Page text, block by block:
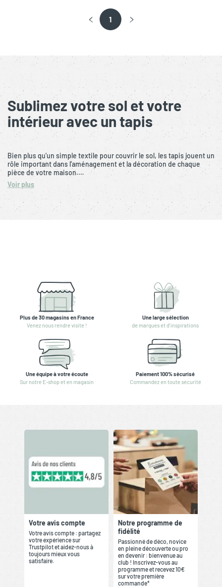
Sublimez votre sol et votre
intérieur avec un tapis
Bien plus qu'un simple textile pour couvrir le sol, les tapis jouent un
rôle important dans l'aménagement et la décoration de chaque
pièce de votre maison.…
Voir plus
1
Plus de 30 magasins en France
Venez nous rendre visite !
Une large sélection
de marques et d'inspirations
Une équipe à votre écoute
Sur notre E-shop et en magasin
Paiement 100% sécurisé
Commandez en toute sécurité
Votre avis compte
Votre avis compte : partagez
votre expérience sur
Trustpilot et aidez-nous à
toujours mieux vous
satisfaire.
Notre programme de
fidélité
Passionné de déco, novice
en pleine découverte ou pro
en devenir : bienvenue au
club ! Inscrivez-vous au
programme et recevez 10€
sur votre première
commande*